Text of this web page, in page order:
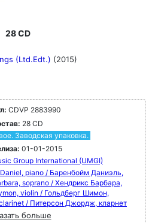
28 CD
(Ltd.Edt.) (2015)
CDVP 2883990
28 CD
Заводская упаковка.
01-01-2015
Group International (UMGI)
piano / Баренбойм Даниэль,
soprano / Хендрикс Барбара,
violin / Гольдберг Шимон,
/ Питерсон Джордж, кларнет
больше